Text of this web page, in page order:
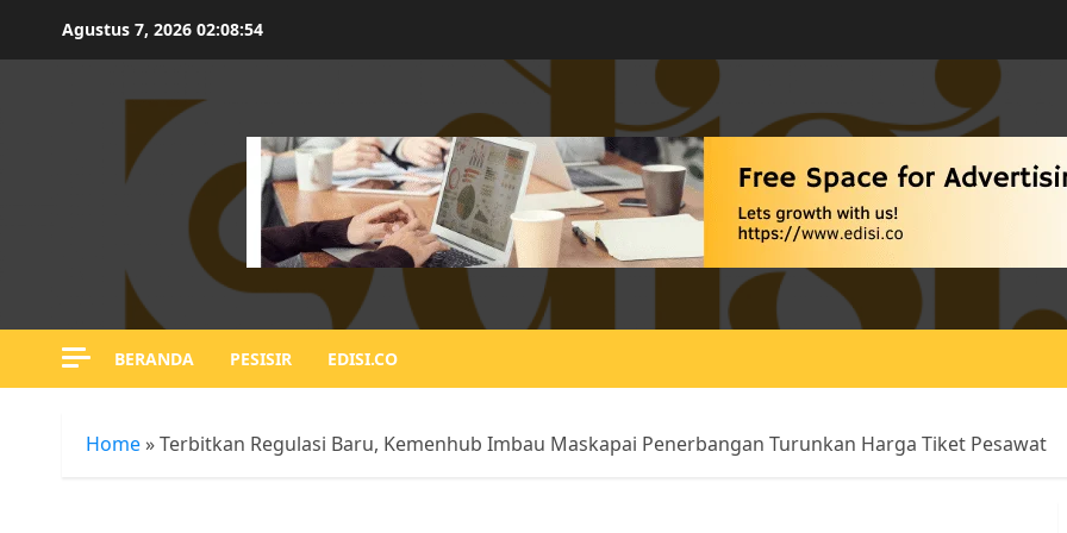
Agustus 7, 2026 02:08:55
BERANDA PESISIR EDISI.CO
Home »Terbitkan Regulasi Baru, Kemenhub Imbau Maskapai Penerbangan Turunkan Harga Tiket Pesawat